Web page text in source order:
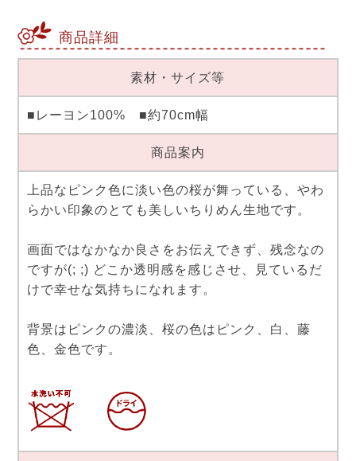
商品詳細
素材・サイズ等
■レーヨン100% ■約70cm幅
商品案内
上品なピンク色に淡い色の桜が舞っている、やわ
らかい印象のとても美しいちりめん生地です。
画面ではなかなか良さをお伝えできず、残念なの
ですが(; ;) どこか透明感を感じさせ、見ているだ
けで幸せな気持ちになれます。
背景はピンクの濃淡、桜の色はピンク、白、藤
色、金色です。